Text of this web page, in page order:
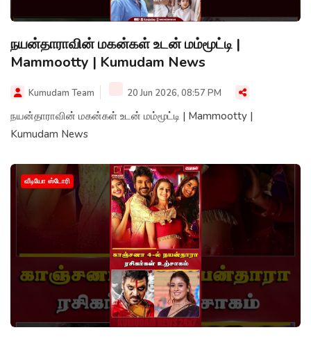
நயன்தாராவின் மகன்கள் உடன் மம்மூட்டி |
Mammootty | Kumudam News
Kumudam Team 20 Jun 2026, 08:57 PM
நயன்தாராவின் மகன்கள் உடன் மம்மூட்டி | Mammootty |
Kumudam News
வீடியோ ஸ்டோரி